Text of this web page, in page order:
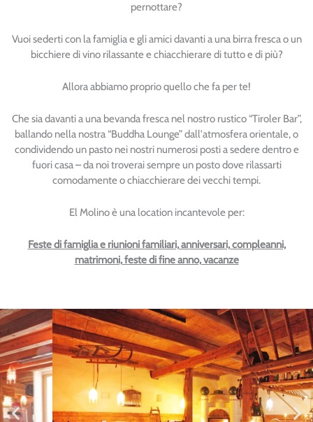
pernottare?
Vuoi sederti con la famiglia e gli amici davanti a una birra fresca o un
bicchiere di vino rilassante e chiacchierare di tutto e di più?
Allora abbiamo proprio quello che fa per te!
Che sia davanti a una bevanda fresca nel nostro rustico “Tiroler Bar”,
ballando nella nostra “Buddha Lounge” dall'atmosfera orientale, o
condividendo un pasto nei nostri numerosi posti a sedere dentro e
fuori casa – da noi troverai sempre un posto dove rilassarti
comodamente o chiacchierare dei vecchi tempi.
El Molino è una location incantevole per:
Feste di famiglia e riunioni familiari, anniversari, compleanni,
matrimoni, feste di fine anno, vacanze